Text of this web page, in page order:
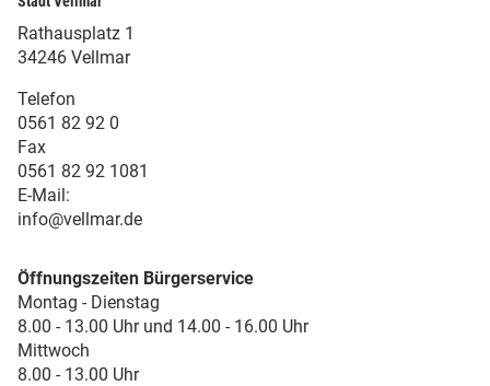
Rathausplatz 1
34246 Vellmar
Telefon
0561 82 92 0
Fax
0561 82 92 1081
E-Mail:
info@vellmar.de
Öffnungszeiten Bürgerservice
Montag - Dienstag
8.00 - 13.00 Uhr und 14.00 - 16.00 Uhr
Mittwoch
8.00 - 13.00 Uhr